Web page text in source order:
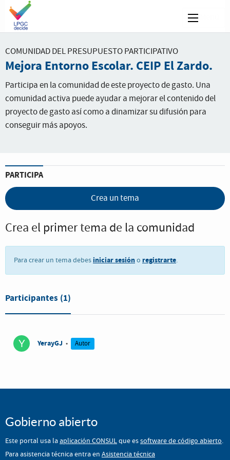
COMUNIDAD DEL PRESUPUESTO PARTICIPATIVO
Mejora Entorno Escolar. CEIP El Zardo.
Participa en la comunidad de este proyecto de gasto. Una
comunidad activa puede ayudar a mejorar el contenido del
proyecto de gasto así como a dinamizar su difusión para
conseguir más apoyos.
PARTICIPA
Crea un tema
Crea el primer tema de la comunidad
Para crear un tema debes iniciar sesióno registrarte.
Participantes (1)
YerayGJ • Autor
Gobierno abierto
Este portal usa laaplicación CONSULque essoftware de código abierto.
Para asistencia técnica entra en Asistencia técnica